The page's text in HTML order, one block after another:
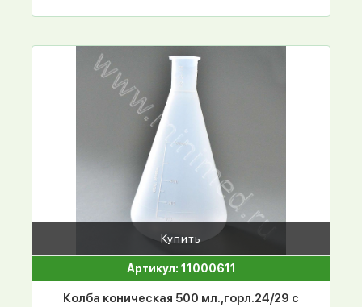
Купить
Артикул: 11000611
Колба коническая 500 мл.,горл.24/29 с